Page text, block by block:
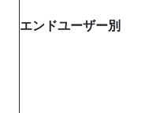
エンドユーザー別